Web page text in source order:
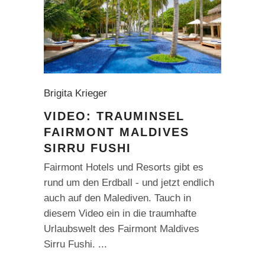
Brigita Krieger
VIDEO: TRAUMINSEL
FAIRMONT MALDIVES
SIRRU FUSHI
Fairmont Hotels und Resorts gibt es
rund um den Erdball - und jetzt endlich
auch auf den Malediven. Tauch in
diesem Video ein in die traumhafte
Urlaubswelt des Fairmont Maldives
Sirru Fushi.